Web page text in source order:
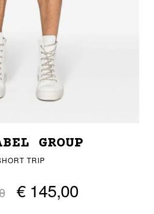
GROUP
TRIP
€ 145,00